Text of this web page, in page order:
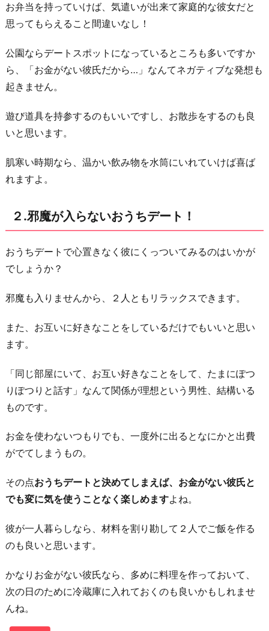
ト！
文
化
的
無
料
展
覧
４.
点！
安
が
な
園
祭
５.
り
放
題
券
ど
を
用！
６.
日
お弁当を持っていけば、気遣いが出来て家庭的な彼女だと
思ってもらえること間違いなし！
公園ならデートスポットになっているところも多いですか
ら、「お金がない彼氏だから…」なんてネガティブな発想も
起きません。
遊び道具を持参するのもいいですし、お散歩をするのも良
いと思います。
肌寒い時期なら、温かい飲み物を水筒にいれていけば喜ば
れますよ。
２.邪魔が入らないおうちデート！
おうちデートで心置きなく彼にくっついてみるのはいかが
でしょうか？
邪魔も入りませんから、２人ともリラックスできます。
また、お互いに好きなことをしているだけでもいいと思い
ます。
「同じ部屋にいて、お互い好きなことをして、たまにぽつ
りぽつりと話す」なんて関係が理想という男性、結構いる
ものです。
お金を使わないつもりでも、一度外に出るとなにかと出費
がでてしまうもの。
その点おうちデートと決めてしまえば、お金がない彼氏と
でも変に気を使うことなく楽しめますよね。
彼が一人暮らしなら、材料を割り勘して２人でご飯を作る
のも良いと思います。
かなりお金がない彼氏なら、多めに料理を作っておいて、
次の日のために冷蔵庫に入れておくのも良いかもしれませ
んね。